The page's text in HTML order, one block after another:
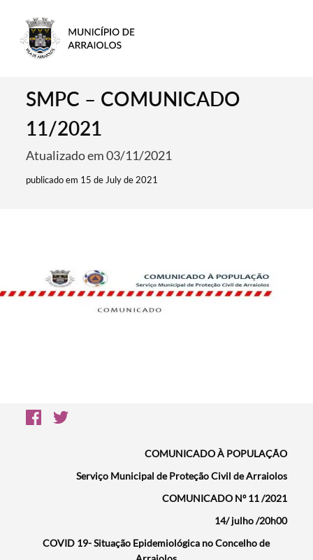
SMPC – COMUNICADO
11/2021
Atualizado em 03/11/2021
publicado em 15 de July de 2021
COMUNICADO À POPULAÇÃO
Serviço Municipal de Proteção Civil de Arraiolos
COMUNICADO Nº 11 /2021
14/ julho /20h00
COVID 19- Situação Epidemiológica no Concelho de